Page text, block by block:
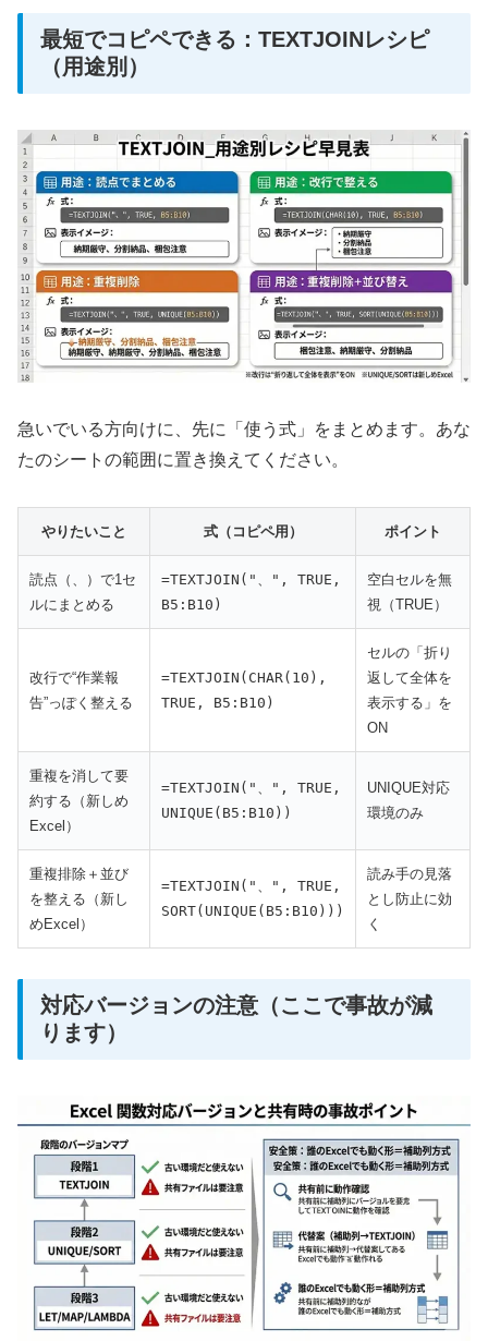
最短でコピペできる：TEXTJOINレシピ
（用途別）
急いでいる方向けに、先に「使う式」をまとめます。あな
たのシートの範囲に置き換えてください。
やりたいこと 式（コピペ用） ポイント
読点（、）で1セ
ルにまとめる
=TEXTJOIN("、", TRUE,
B5:B10)
空白セルを無
視（TRUE）
改行で“作業報
告”っぽく整える
=TEXTJOIN(CHAR(10),
TRUE, B5:B10)
セルの「折り
返して全体を
表示する」を
ON
重複を消して要
約する（新しめ
Excel）
=TEXTJOIN("、", TRUE,
UNIQUE(B5:B10))
UNIQUE対応
環境のみ
重複排除＋並び
を整える（新し
めExcel）
=TEXTJOIN("、", TRUE,
SORT(UNIQUE(B5:B10)))
読み手の見落
とし防止に効
く
対応バージョンの注意（ここで事故が減
ります）